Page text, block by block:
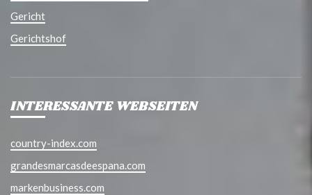
Gericht
Gerichtshof
INTERESSANTE WEBSEITEN
country-index.com
grandesmarcasdeespana.com
markenbusiness.com